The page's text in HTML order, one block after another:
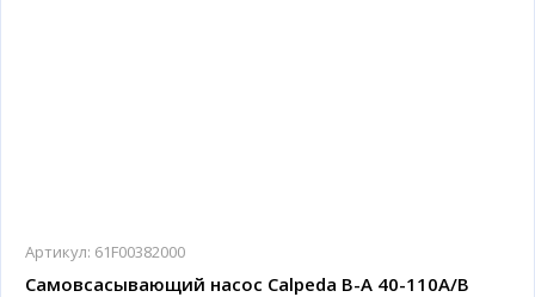
Артикул: 61F00382000
Самовсасывающий насос Calpeda B-A 40-110A/B